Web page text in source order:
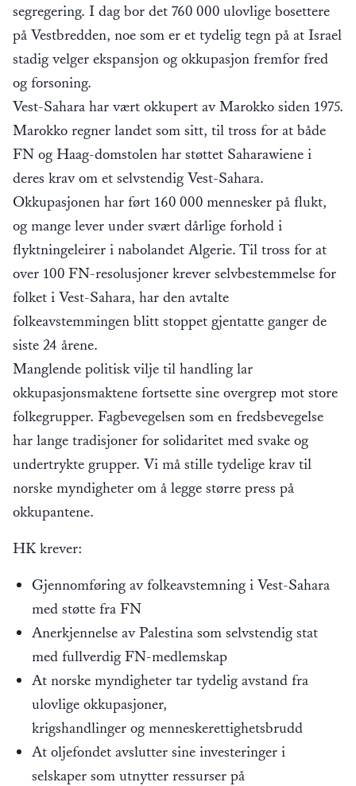
segregering. I dag bor det 760 000 ulovlige bosettere
på Vestbredden, noe som er et tydelig tegn på at Israel
stadig velger ekspansjon og okkupasjon fremfor fred
og forsoning.
Vest-Sahara har vært okkupert av Marokko siden 1975.
Marokko regner landet som sitt, til tross for at både
FN og Haag-domstolen har støttet Saharawiene i
deres krav om et selvstendig Vest-Sahara.
Okkupasjonen har ført 160 000 mennesker på flukt,
og mange lever under svært dårlige forhold i
flyktningeleirer i nabolandet Algerie. Til tross for at
over 100 FN-resolusjoner krever selvbestemmelse for
folket i Vest-Sahara, har den avtalte
folkeavstemmingen blitt stoppet gjentatte ganger de
siste 24 årene.
Manglende politisk vilje til handling lar
okkupasjonsmaktene fortsette sine overgrep mot store
folkegrupper. Fagbevegelsen som en fredsbevegelse
har lange tradisjoner for solidaritet med svake og
undertrykte grupper. Vi må stille tydelige krav til
norske myndigheter om å legge større press på
okkupantene.
HK krever:
Gjennomføring av folkeavstemning i Vest-Sahara
med støtte fra FN
Anerkjennelse av Palestina som selvstendig stat
med fullverdig FN-medlemskap
At norske myndigheter tar tydelig avstand fra
ulovlige okkupasjoner,
krigshandlinger og menneskerettighetsbrudd
At oljefondet avslutter sine investeringer i
selskaper som utnytter ressurser på